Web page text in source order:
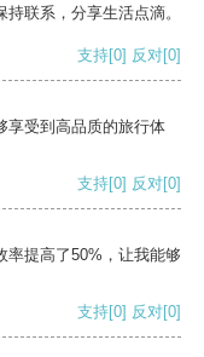
联系，分享生活点滴。
支持[0] 反对[0]
享受到高品质的旅行体
支持[0] 反对[0]
率提高了50%，让我能够
支持[0] 反对[0]